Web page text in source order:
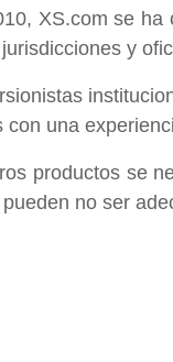
XS.com se
y
una
productos se
no ser